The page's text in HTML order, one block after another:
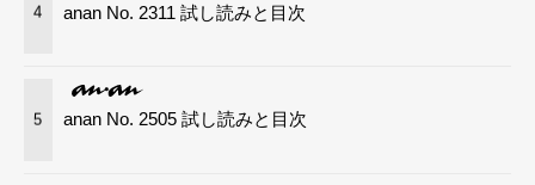
4 anan No. 2311 試し読みと目次
5 anan No. 2505 試し読みと目次